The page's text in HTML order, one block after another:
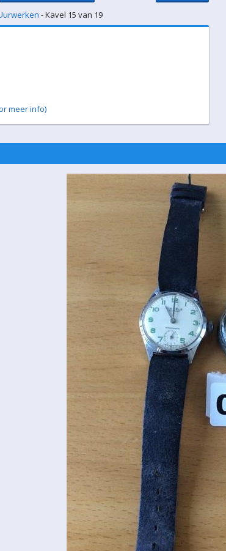
- Kavel 15 van 19
meer info)